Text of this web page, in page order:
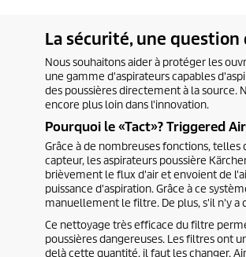
La sécurité, une question
Nous souhaitons aider à protéger les
une gamme d'aspirateurs capables
des poussières directement à la source.
encore plus loin dans l'innovation.
Pourquoi le «Tact»? Triggered
Grâce à de nombreuses fonctions,
capteur, les aspirateurs poussière
brièvement le flux d'air et envoient de
puissance d'aspiration. Grâce à ce
manuellement le filtre. De plus, s'il n'y
Ce nettoyage très efficace du filtre
poussières dangereuses. Les filtres ont
delà cette quantité, il faut les changer.